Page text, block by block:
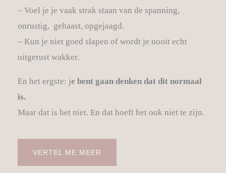
– Voel je je vaak strak staan van de spanning,
onrustig, gehaast, opgejaagd.
– Kun je niet goed slapen of wordt je nooit echt
uitgerust wakker.
En het ergste: je bent gaan denken dat dit normaal
is.
Maar dat is het niet. En dat hoeft het ook niet te zijn.
VERTEL ME MEER